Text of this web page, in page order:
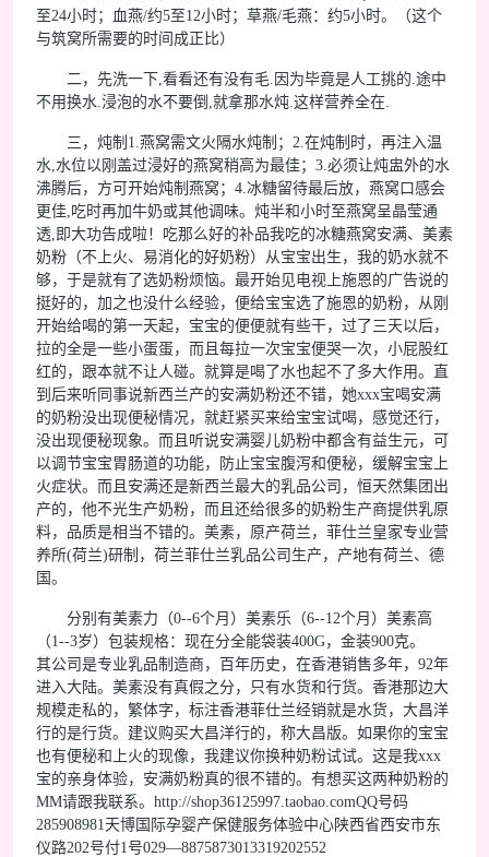
至24小时；血燕/约5至12小时；草燕/毛燕：约5小时。（这个
与筑窝所需要的时间成正比）
二，先洗一下,看看还有没有毛.因为毕竟是人工挑的.途中
不用换水.浸泡的水不要倒,就拿那水炖.这样营养全在.
三，炖制1.燕窝需文火隔水炖制；2.在炖制时，再注入温
水,水位以刚盖过浸好的燕窝稍高为最佳；3.必须让炖盅外的水
沸腾后，方可开始炖制燕窝；4.冰糖留待最后放，燕窝口感会
更佳,吃时再加牛奶或其他调味。炖半和小时至燕窝呈晶莹通
透,即大功告成啦！吃那么好的补品我吃的冰糖燕窝安满、美素
奶粉（不上火、易消化的好奶粉）从宝宝出生，我的奶水就不
够，于是就有了选奶粉烦恼。最开始见电视上施恩的广告说的
挺好的，加之也没什么经验，便给宝宝选了施恩的奶粉，从刚
开始给喝的第一天起，宝宝的便便就有些干，过了三天以后，
拉的全是一些小蛋蛋，而且每拉一次宝宝便哭一次，小屁股红
红的，跟本就不让人碰。就算是喝了水也起不了多大作用。直
到后来听同事说新西兰产的安满奶粉还不错，她xxx宝喝安满
的奶粉没出现便秘情况，就赶紧买来给宝宝试喝，感觉还行，
没出现便秘现象。而且听说安满婴儿奶粉中都含有益生元，可
以调节宝宝胃肠道的功能，防止宝宝腹泻和便秘，缓解宝宝上
火症状。而且安满还是新西兰最大的乳品公司，恒天然集团出
产的，他不光生产奶粉，而且还给很多的奶粉生产商提供乳原
料，品质是相当不错的。美素，原产荷兰，菲仕兰皇家专业营
养所(荷兰)研制，荷兰菲仕兰乳品公司生产，产地有荷兰、德
国。
分别有美素力（0--6个月）美素乐（6--12个月）美素高
（1--3岁）包装规格：现在分全能袋装400G，金装900克。
其公司是专业乳品制造商，百年历史，在香港销售多年，92年
进入大陆。美素没有真假之分，只有水货和行货。香港那边大
规模走私的，繁体字，标注香港菲仕兰经销就是水货，大昌洋
行的是行货。建议购买大昌洋行的，称大昌版。如果你的宝宝
也有便秘和上火的现像，我建议你换种奶粉试试。这是我xxx
宝的亲身体验，安满奶粉真的很不错的。有想买这两种奶粉的
MM请跟我联系。http://shop36125997.taobao.comQQ号码
285908981天博国际孕婴产保健服务体验中心陕西省西安市东
仪路202号付1号029—8875873013319202552